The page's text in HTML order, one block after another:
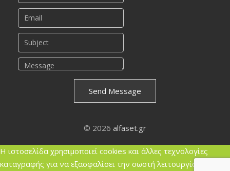
Send Message
© 2026 alfaset.gr
Η ιστοσελίδα χρησιμοποιεί cookies και άλλες τεχνολογίες
καταγραφής για να εξασφαλίσει την σωστή λειτουργία